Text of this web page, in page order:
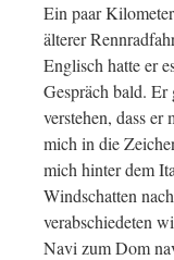
Ein paar
älterer
Englisch hatte er
Gespräch bald. Er
verstehen, dass
mich in die
mich hinter dem
Windschatten
verabschiedeten
Navi zum Dom